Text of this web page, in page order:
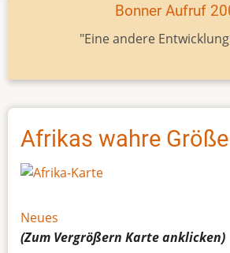
Bonner Aufruf
"Eine andere
Afrikas wahre Größe
Neues
(Zum Vergrößern Karteanklicken)